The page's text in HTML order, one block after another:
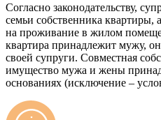
Согласно законодательству,
семьи собственника квартиры,
на проживание в жилом
квартира принадлежит мужу,
своей супруги. Совместная
имущество мужа и жены
основаниях (исключение –